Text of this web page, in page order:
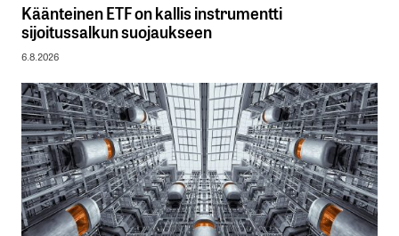
Käänteinen ETF on kallis instrumentti
sijoitussalkun suojaukseen
6.8.2026